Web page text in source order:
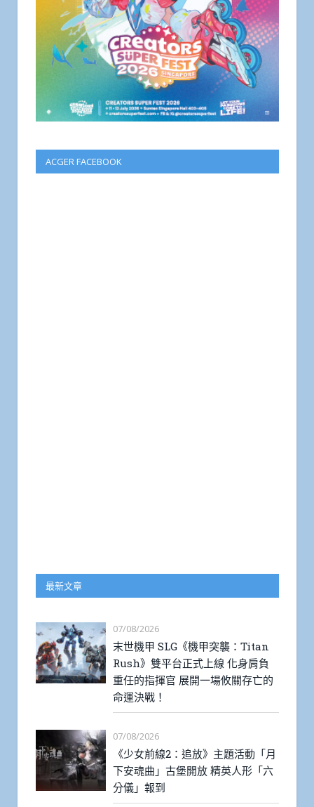
ACGER FACEBOOK
最新文章
07/08/2026
末世機甲 SLG《機甲突襲：Titan
Rush》雙平台正式上線 化身肩負
重任的指揮官 展開一場攸關存亡的
命運決戰！
07/08/2026
《少女前線2：追放》主題活動「月
下安魂曲」古堡開放 精英人形「六
分儀」報到